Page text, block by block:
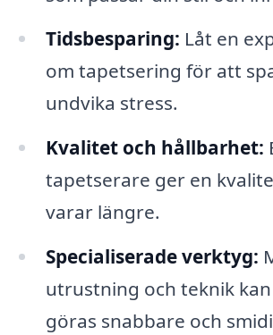
Tidsbesparing: Låt en
om tapetsering för att
undvika stress.
Kvalitet och hållbarhet:
tapetserare ger en
varar längre.
Specialiserade verktyg:
utrustning och teknik
göras snabbare och